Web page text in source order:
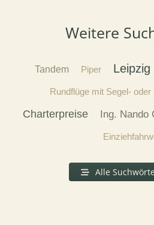
Weitere
Tandem Piper
Rundflüge mit Segel-
Charterpreise Ing. Nando
Alle